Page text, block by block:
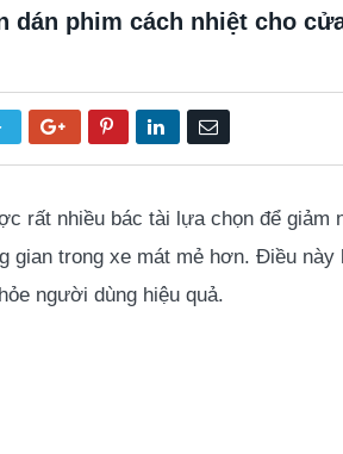
dán phim cách nhiệt cho
Google+ Pinterest LinkedIn
rất nhiều bác tài lựa chọn để giảm
gian trong xe mát mẻ hơn. Điều này
người dùng hiệu quả.